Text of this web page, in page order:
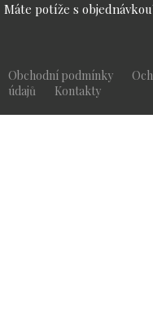
Máte potíže s
Obchodní podmínky
údajů
Kontakty